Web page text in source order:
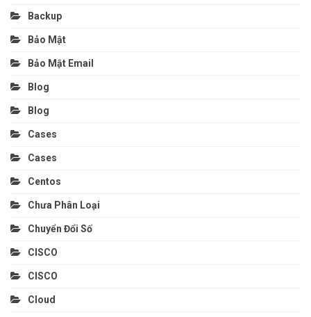
Backup
Bảo Mật
Bảo Mật Email
Blog
Blog
Cases
Cases
Centos
Chưa Phân Loại
Chuyển Đổi Số
CISCO
CISCO
Cloud